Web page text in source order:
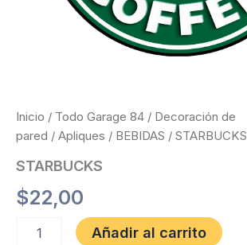
Inicio / Todo Garage 84 / Decoración de
pared / Apliques / BEBIDAS / STARBUCKS
STARBUCKS
$22,00
Añadir al carrito